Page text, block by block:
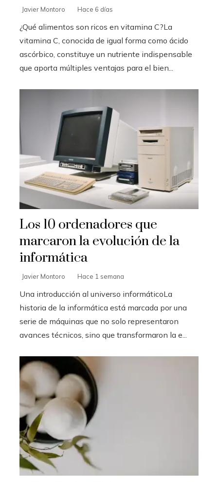
Javier Montoro Hace 6 días
¿Qué alimentos son ricos en vitamina C?La
vitamina C, conocida de igual forma como ácido
ascórbico, constituye un nutriente indispensable
que aporta múltiples ventajas para el bien...
Los 10 ordenadores que
marcaron la evolución de la
informática
Javier Montoro Hace 1 semana
Una introducción al universo informáticoLa
historia de la informática está marcada por una
serie de máquinas que no solo representaron
avances técnicos, sino que transformaron la e...